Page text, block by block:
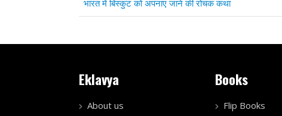
भारत में बिस्कुट को अपनाए जाने की रोचक कथा
Eklavya
About us
Books
Flip Books